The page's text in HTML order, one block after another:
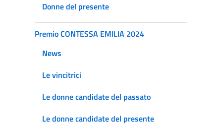
Donne del presente
Premio CONTESSA EMILIA 2024
News
Le vincitrici
Le donne candidate del passato
Le donne candidate del presente